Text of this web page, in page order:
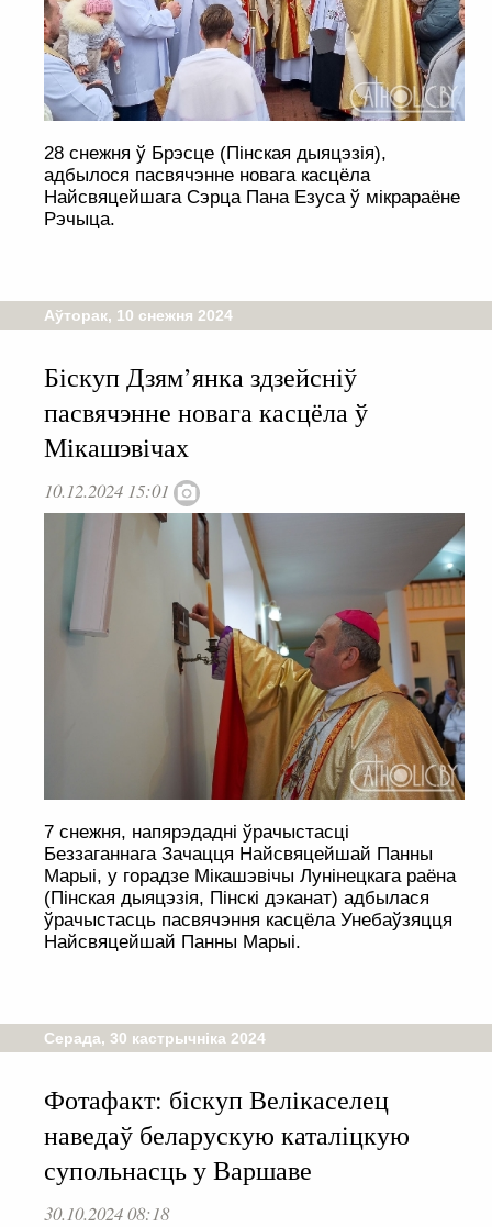
28 снежня ў Брэсце (Пінская дыяцэзія),
адбылося пасвячэнне новага касцёла
Найсвяцейшага Сэрца Пана Езуса ў мікрараёне
Рэчыца.
Аўторак, 10 снежня 2024
Біскуп Дзям’янка здзейсніў
пасвячэнне новага касцёла ў
Мікашэвічах
10.12.2024 15:01
7 снежня, напярэдадні ўрачыстасці
Беззаганнага Зачацця Найсвяцейшай Панны
Марыі, у горадзе Мікашэвічы Лунінецкага раёна
(Пінская дыяцэзія, Пінскі дэканат) адбылася
ўрачыстасць пасвячэння касцёла Унебаўзяцця
Найсвяцейшай Панны Марыі.
Серада, 30 кастрычніка 2024
Фотафакт: біскуп Велікаселец
наведаў беларускую каталіцкую
супольнасць у Варшаве
30.10.2024 08:18